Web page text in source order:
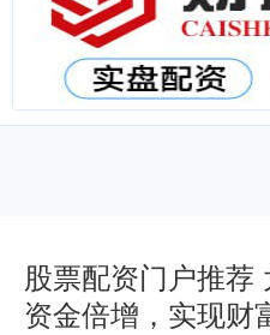
股票配资门户推荐
资金倍增，实现财